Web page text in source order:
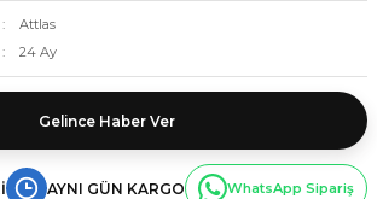
Attlas
24 Ay
Gelince Haber Ver
AYNI GÜN KARGO WhatsApp Sipariş